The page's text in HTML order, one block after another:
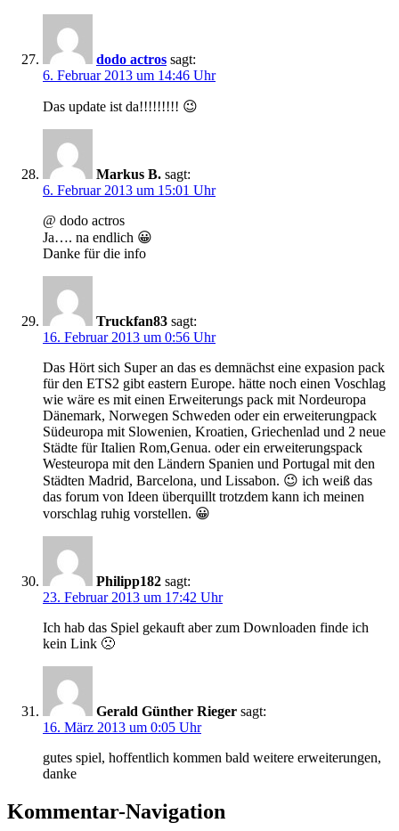
dodo actros sagt:
6. Februar 2013 um 14:46 Uhr
Das update ist da!!!!!!!!! 😉
Markus B. sagt:
6. Februar 2013 um 15:01 Uhr
@ dodo actros
Ja…. na endlich 😀
Danke für die info
Truckfan83 sagt:
16. Februar 2013 um 0:56 Uhr
Das Hört sich Super an das es demnächst eine expasion pack
für den ETS2 gibt eastern Europe. hätte noch einen Voschlag
wie wäre es mit einen Erweiterungs pack mit Nordeuropa
Dänemark, Norwegen Schweden oder ein erweiterungpack
Südeuropa mit Slowenien, Kroatien, Griechenlad und 2 neue
Städte für Italien Rom,Genua. oder ein erweiterungspack
Westeuropa mit den Ländern Spanien und Portugal mit den
Städten Madrid, Barcelona, und Lissabon. 😉 ich weiß das
das forum von Ideen überquillt trotzdem kann ich meinen
vorschlag ruhig vorstellen. 😀
Philipp182 sagt:
23. Februar 2013 um 17:42 Uhr
Ich hab das Spiel gekauft aber zum Downloaden finde ich
kein Link 🙁
Gerald Günther Rieger sagt:
16. März 2013 um 0:05 Uhr
gutes spiel, hoffentlich kommen bald weitere erweiterungen,
danke
Kommentar-Navigation